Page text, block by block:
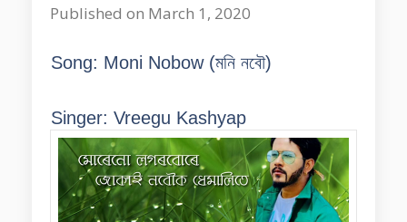
Published on March 1, 2020
Song: Moni Nobow (মনি নবৌ)
Singer: Vreegu Kashyap